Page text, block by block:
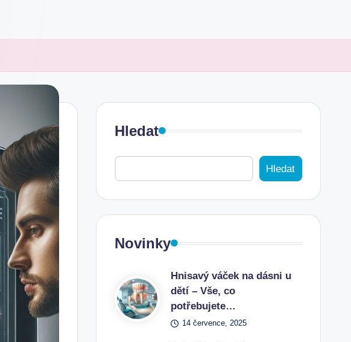
Hledat
Hledat
Novinky
Hnisavý váček na dásni u
dětí – Vše, co
potřebujete…
14 července, 2025